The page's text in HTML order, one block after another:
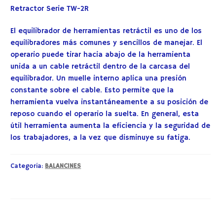
Retractor Serie TW-2R
El equilibrador de herramientas retráctil es uno de los
equilibradores más comunes y sencillos de manejar. El
operario puede tirar hacia abajo de la herramienta
unida a un cable retráctil dentro de la carcasa del
equilibrador. Un muelle interno aplica una presión
constante sobre el cable. Esto permite que la
herramienta vuelva instantáneamente a su posición de
reposo cuando el operario la suelta. En general, esta
útil herramienta aumenta la eficiencia y la seguridad de
los trabajadores, a la vez que disminuye su fatiga.
Categoría:BALANCINES